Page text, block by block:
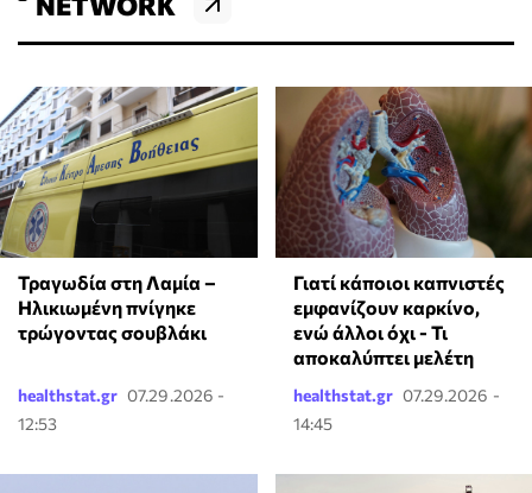
Τραγωδία στη Λαμία –
Ηλικιωμένη πνίγηκε
τρώγοντας σουβλάκι
healthstat.gr 07.29.2026 -
12:53
Γιατί κάποιοι καπνιστές
εμφανίζουν καρκίνο,
ενώ άλλοι όχι - Τι
αποκαλύπτει μελέτη
healthstat.gr 07.29.2026 -
14:45